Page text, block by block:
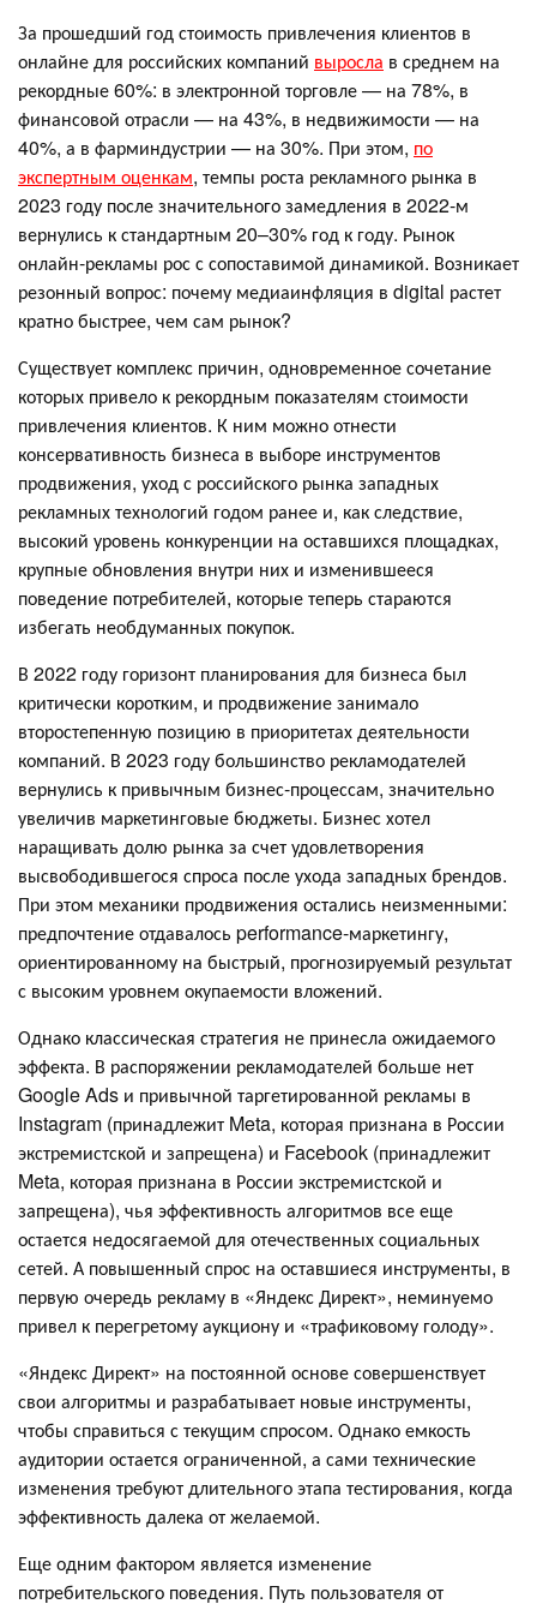
За прошедший год стоимость привлечения клиентов в
онлайне для российских компаний выросла в среднем на
рекордные 60%: в электронной торговле — на 78%, в
финансовой отрасли — на 43%, в недвижимости — на
40%, а в фарминдустрии — на 30%. При этом, по
экспертным оценкам, темпы роста рекламного рынка в
2023 году после значительного замедления в 2022-м
вернулись к стандартным 20–30% год к году. Рынок
онлайн-рекламы рос с сопоставимой динамикой. Возникает
резонный вопрос: почему медиаинфляция в digital растет
кратно быстрее, чем сам рынок?
Существует комплекс причин, одновременное сочетание
которых привело к рекордным показателям стоимости
привлечения клиентов. К ним можно отнести
консервативность бизнеса в выборе инструментов
продвижения, уход с российского рынка западных
рекламных технологий годом ранее и, как следствие,
высокий уровень конкуренции на оставшихся площадках,
крупные обновления внутри них и изменившееся
поведение потребителей, которые теперь стараются
избегать необдуманных покупок.
В 2022 году горизонт планирования для бизнеса был
критически коротким, и продвижение занимало
второстепенную позицию в приоритетах деятельности
компаний. В 2023 году большинство рекламодателей
вернулись к привычным бизнес-процессам, значительно
увеличив маркетинговые бюджеты. Бизнес хотел
наращивать долю рынка за счет удовлетворения
высвободившегося спроса после ухода западных брендов.
При этом механики продвижения остались неизменными:
предпочтение отдавалось performance-маркетингу,
ориентированному на быстрый, прогнозируемый результат
с высоким уровнем окупаемости вложений.
Однако классическая стратегия не принесла ожидаемого
эффекта. В распоряжении рекламодателей больше нет
Google Ads и привычной таргетированной рекламы в
Instagram (принадлежит Meta, которая признана в России
экстремистской и запрещена) и Facebook (принадлежит
Meta, которая признана в России экстремистской и
запрещена), чья эффективность алгоритмов все еще
остается недосягаемой для отечественных социальных
сетей. А повышенный спрос на оставшиеся инструменты, в
первую очередь рекламу в «Яндекс Директ», неминуемо
привел к перегретому аукциону и «трафиковому голоду».
«Яндекс Директ» на постоянной основе совершенствует
свои алгоритмы и разрабатывает новые инструменты,
чтобы справиться с текущим спросом. Однако емкость
аудитории остается ограниченной, а сами технические
изменения требуют длительного этапа тестирования, когда
эффективность далека от желаемой.
Еще одним фактором является изменение
потребительского поведения. Путь пользователя от